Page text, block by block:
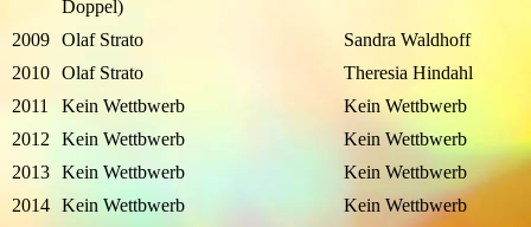
Doppel)
2009 Olaf Strato
Sandra Waldhoff
2010 Olaf Strato
Theresia Hindahl
2011
Kein Wettbwerb
Kein Wettbwerb
2012
Kein Wettbwerb
Kein Wettbwerb
2013 Kein Wettbwerb
Kein Wettbwerb
2014 Kein Wettbwerb
Kein Wettbwerb